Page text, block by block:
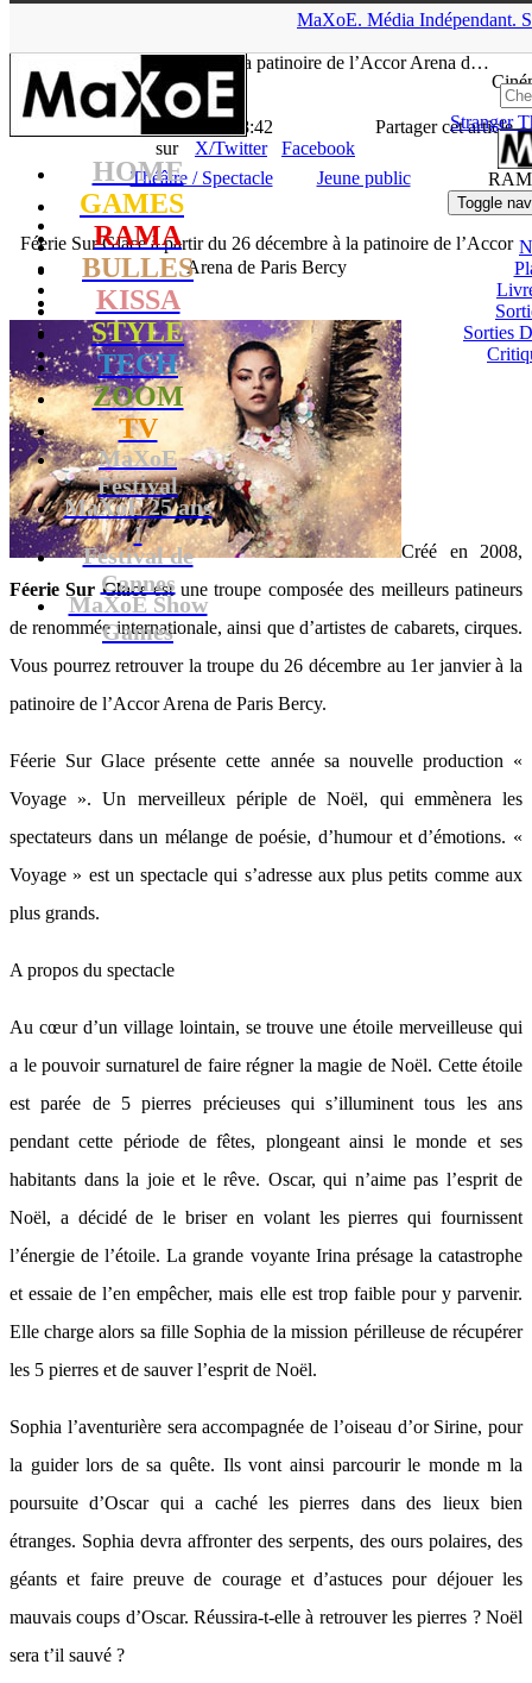
MaXoE. Média Indépendant.
HOME
GAMES
RAMA
BULLES
KISSA
STYLE
TECH
ZOOM
TV
MaXoE
Festival
MaXoE 25 ans
!
Festival de
Cannes
MaXoE Show
Games
Ciné
Stranger
Toggle
Sorties
à partir du 26 décembre à la patinoire de l’Accor Arena d…
- 22.12.22, 18:42
Partager cet article
sur
X/Twitter
Facebook
Théâtre / Spectacle
Jeune public
Féerie Sur Glace à partir du 26 décembre à la patinoire de l’Accor
Arena de Paris Bercy
Créé en 2008,
Féerie Sur Glaceest une troupe composée des meilleurs patineurs
de renommée internationale, ainsi que d’artistes de cabarets, cirques.
Vous pourrez retrouver la troupe du 26 décembre au 1er janvier à la
patinoire de l’Accor Arena de Paris Bercy.
Féerie Sur Glace présente cette année sa nouvelle production «
Voyage ». Un merveilleux périple de Noël, qui emmènera les
spectateurs dans un mélange de poésie, d’humour et d’émotions. «
Voyage » est un spectacle qui s’adresse aux plus petits comme aux
plus grands.
A propos du spectacle
Au cœur d’un village lointain, se trouve une étoile merveilleuse qui
a le pouvoir surnaturel de faire régner la magie de Noël. Cette étoile
est parée de 5 pierres précieuses qui s’illuminent tous les ans
pendant cette période de fêtes, plongeant ainsi le monde et ses
habitants dans la joie et le rêve. Oscar, qui n’aime pas l’esprit de
Noël, a décidé de le briser en volant les pierres qui fournissent
l’énergie de l’étoile. La grande voyante Irina présage la catastrophe
et essaie de l’en empêcher, mais elle est trop faible pour y parvenir.
Elle charge alors sa fille Sophia de la mission périlleuse de récupérer
les 5 pierres et de sauver l’esprit de Noël.
Sophia l’aventurière sera accompagnée de l’oiseau d’or Sirine, pour
la guider lors de sa quête. Ils vont ainsi parcourir le monde m la
poursuite d’Oscar qui a caché les pierres dans des lieux bien
étranges. Sophia devra affronter des serpents, des ours polaires, des
géants et faire preuve de courage et d’astuces pour déjouer les
mauvais coups d’Oscar. Réussira-t-elle à retrouver les pierres ? Noël
sera t’il sauvé ?